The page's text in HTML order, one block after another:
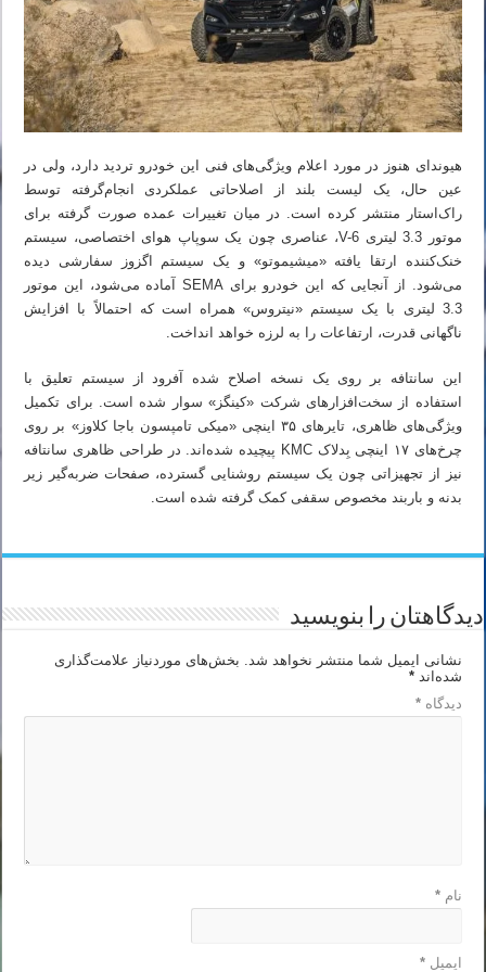
هیوندای هنوز در مورد اعلام ویژگی‌های فنی این خودرو تردید دارد، ولی در
عین حال، یک لیست بلند از اصلاحاتی عملکردی انجام‌گرفته توسط
راک‌استار منتشر کرده است. در میان تغییرات عمده صورت گرفته برای
موتور 3.3 لیتری V-6، عناصری چون یک سوپاپ هوای اختصاصی، سیستم
خنک‌کننده ارتقا یافته «میشیموتو» و یک سیستم اگزوز سفارشی دیده
می‌شود. از آنجایی که این خودرو برای SEMA آماده می‌شود، این موتور
3.3 لیتری با یک سیستم «نیتروس» همراه است که احتمالاً با افزایش
ناگهانی قدرت، ارتفاعات را به لرزه خواهد انداخت.
این سانتافه بر روی یک نسخه اصلاح شده آفرود از سیستم تعلیق با
استفاده از سخت‌افزارهای شرکت «کینگز» سوار شده است. برای تکمیل
ویژگی‌های ظاهری، تایرهای ۳۵ اینچی «میکی تامپسون باجا کلاوز» بر روی
چرخ‌های ۱۷ اینچی بِدلاک KMC پیچیده شده‌اند. در طراحی ظاهری سانتافه
نیز از تجهیزاتی چون یک سیستم روشنایی گسترده، صفحات ضربه‌گیر زیر
بدنه و باربند مخصوص سقفی کمک گرفته شده است.
دیدگاهتان را بنویسید
نشانی ایمیل شما منتشر نخواهد شد.
بخش‌های موردنیاز علامت‌گذاری
شده‌اند*
دیدگاه*
نام*
ایمیل*